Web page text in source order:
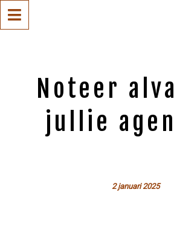
Noteer
jullie
2 januari 2025